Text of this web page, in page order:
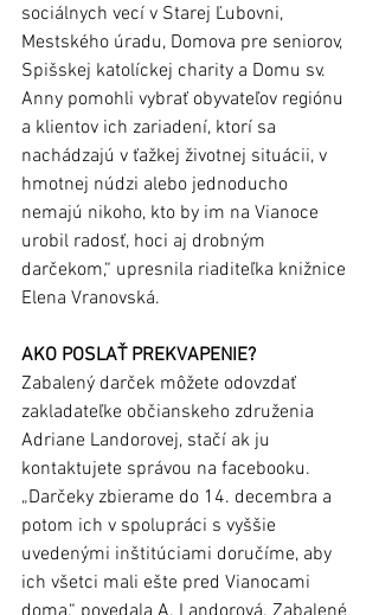
sociálnych vecí v Starej Ľubovni,
Mestského úradu, Domova pre seniorov,
Spišskej katolíckej charity a Domu sv.
Anny pomohli vybrať obyvateľov regiónu
a klientov ich zariadení, ktorí sa
nachádzajú v ťažkej životnej situácii, v
hmotnej núdzi alebo jednoducho
nemajú nikoho, kto by im na Vianoce
urobil radosť, hoci aj drobným
darčekom,“ upresnila riaditeľka knižnice
Elena Vranovská.
AKO POSLAŤ PREKVAPENIE?
Zabalený darček môžete odovzdať
zakladateľke občianskeho združenia
Adriane Landorovej, stačí ak ju
kontaktujete správou na facebooku.
„Darčeky zbierame do 14. decembra a
potom ich v spolupráci s vyššie
uvedenými inštitúciami doručíme, aby
ich všetci mali ešte pred Vianocami